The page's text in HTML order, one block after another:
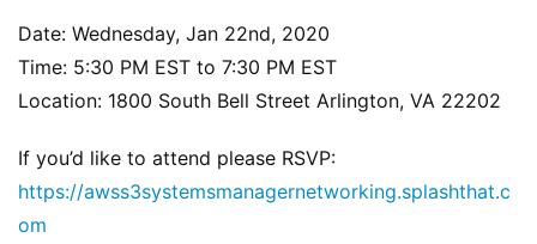
Date: Wednesday, Jan 22nd, 2020
Time: 5:30 PM EST to 7:30 PM EST
Location: 1800 South Bell Street Arlington, VA 22202
https://awss3systemsmanagernetworking.splashthat.c
om